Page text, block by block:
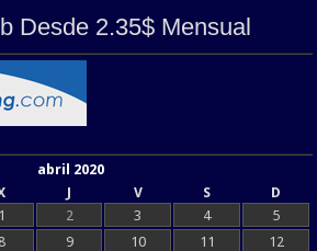
Desde 2.35$ Mensual
abril 2020
J V S
D
1
2 3 4
5
8 9 10 11
12